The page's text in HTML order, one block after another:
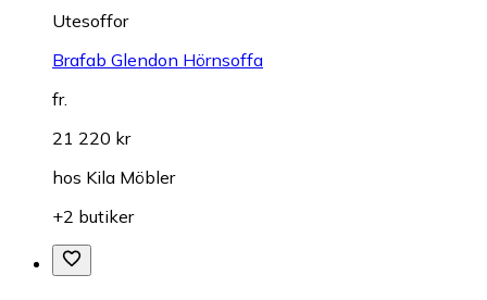
Utesoffor
Brafab Glendon Hörnsoffa
fr.
21 220 kr
hos Kila Möbler
+2 butiker